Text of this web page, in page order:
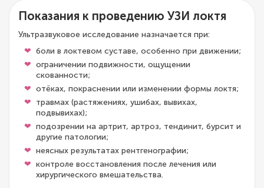
Показания к проведению УЗИ локтя
Ультразвуковое исследование назначается при:
боли в локтевом суставе, особенно при движении;
ограничении подвижности, ощущении
скованности;
отёках, покраснении или изменении формы локтя;
травмах (растяжениях, ушибах, вывихах,
подвывихах);
подозрении на артрит, артроз, тендинит, бурсит и
другие патологии;
неясных результатах рентгенографии;
контроле восстановления после лечения или
хирургического вмешательства.